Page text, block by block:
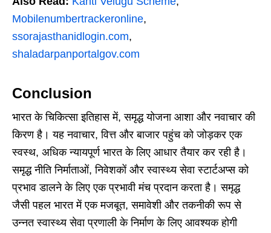
Mobilenumbertrackeronline,
ssorajasthanidlogin.com,
shaladarpanportalgov.com
Conclusion
भारत के चिकित्सा इतिहास में, समृद्ध योजना आशा और नवाचार की
किरण है। यह नवाचार, वित्त और बाजार पहुंच को जोड़कर एक
स्वस्थ, अधिक न्यायपूर्ण भारत के लिए आधार तैयार कर रही है।
समृद्ध नीति निर्माताओं, निवेशकों और स्वास्थ्य सेवा स्टार्टअप्स को
प्रभाव डालने के लिए एक प्रभावी मंच प्रदान करता है। समृद्ध
जैसी पहल भारत में एक मजबूत, समावेशी और तकनीकी रूप से
उन्नत स्वास्थ्य सेवा प्रणाली के निर्माण के लिए आवश्यक होगी